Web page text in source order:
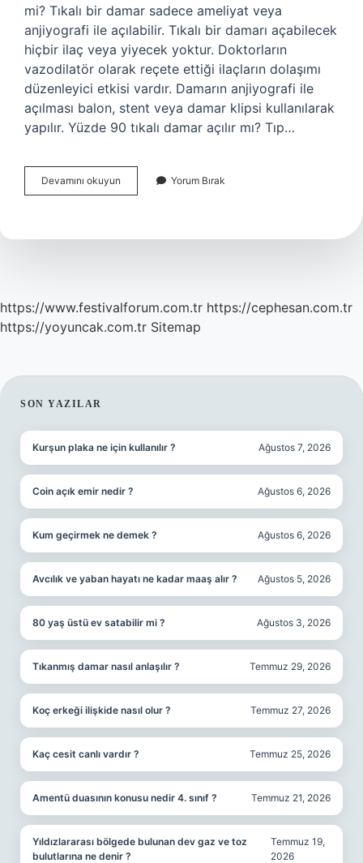
mi? Tıkalı bir damar sadece ameliyat veya
anjiyografi ile açılabilir. Tıkalı bir damarı açabilecek
hiçbir ilaç veya yiyecek yoktur. Doktorların
vazodilatör olarak reçete ettiği ilaçların dolaşımı
düzenleyici etkisi vardır. Damarın anjiyografi ile
açılması balon, stent veya damar klipsi kullanılarak
yapılır. Yüzde 90 tıkalı damar açılır mı? Tıp…
Devamını okuyun
Tıkanıklığı
Açılır
Yorum Bırak
https://www.festivalforum.com.tr https://cephesan.com.tr
https://yoyuncak.com.tr Sitemap
SIDEBAR
SON YAZILAR
Kurşun plaka ne için kullanılır ? Ağustos 7, 2026
Coin açık emir nedir ? Ağustos 6, 2026
Kum geçirmek ne demek ? Ağustos 6, 2026
Avcılık ve yaban hayatı ne kadar maaş alır ? Ağustos 5, 2026
80 yaş üstü ev satabilir mi ? Ağustos 3, 2026
Tıkanmış damar nasıl anlaşılır ? Temmuz 29, 2026
Koç erkeği ilişkide nasıl olur ? Temmuz 27, 2026
Kaç cesit canlı vardır ? Temmuz 25, 2026
Amentü duasının konusu nedir 4. sınıf ? Temmuz 21, 2026
Yıldızlararası bölgede bulunan dev gaz ve toz
bulutlarına ne denir ?
Temmuz 19,
2026